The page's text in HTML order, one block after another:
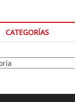
CATEGORÍAS